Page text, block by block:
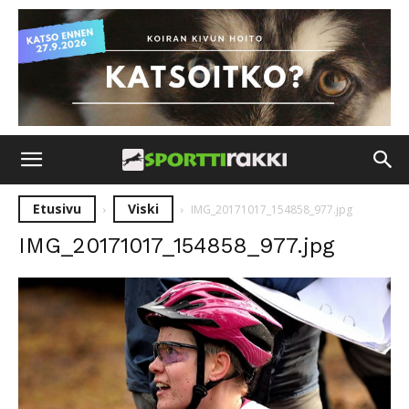
Etusivu Viski IMG_20171017_154858_977.jpg
IMG_20171017_154858_977.jpg